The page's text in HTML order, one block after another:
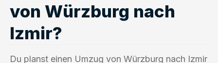
von Würzburg nach
Izmir?
Du planst einen Umzug von Würzburg nach Izmir